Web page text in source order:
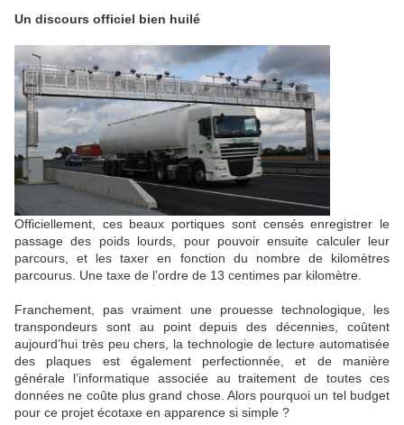
Un discours officiel bien huilé
Officiellement, ces beaux portiques sont censés enregistrer le
passage des poids lourds, pour pouvoir ensuite calculer leur
parcours, et les taxer en fonction du nombre de kilomètres
parcourus. Une taxe de l’ordre de 13 centimes par kilomètre.
Franchement, pas vraiment une prouesse technologique, les
transpondeurs sont au point depuis des décennies, coûtent
aujourd’hui très peu chers, la technologie de lecture automatisée
des plaques est également perfectionnée, et de manière
générale l’informatique associée au traitement de toutes ces
données ne coûte plus grand chose. Alors pourquoi un tel budget
pour ce projet écotaxe en apparence si simple ?